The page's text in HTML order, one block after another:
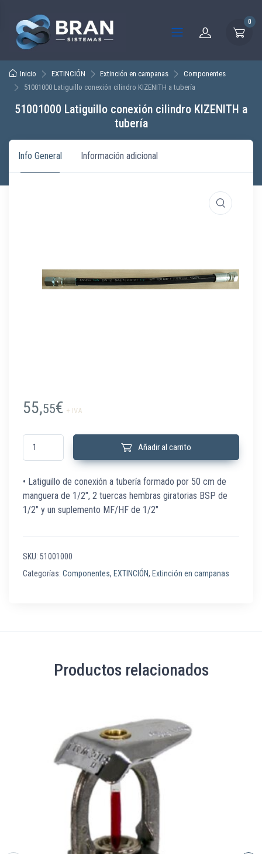
0
Inicio EXTINCIÓN Extinción en campanas
Componentes
51001000 Latiguillo conexión cilindro KIZENITH a tubería
51001000 Latiguillo conexión cilindro KIZENITH a
tubería
Info General Información adicional
55,55€ + IVA
51001000 Latiguillo conexión cilindro KIZENITH a tubería cantidad
Añadir al carrito
• Latiguillo de conexión a tubería formado por 50 cm de
manguera de 1/2″, 2 tuercas hembras giratorias BSP de
1/2″ y un suplemento MF/HF de 1/2″
SKU: 51001000
Categorías: Componentes, EXTINCIÓN, Extinción en campanas
Productos relacionados